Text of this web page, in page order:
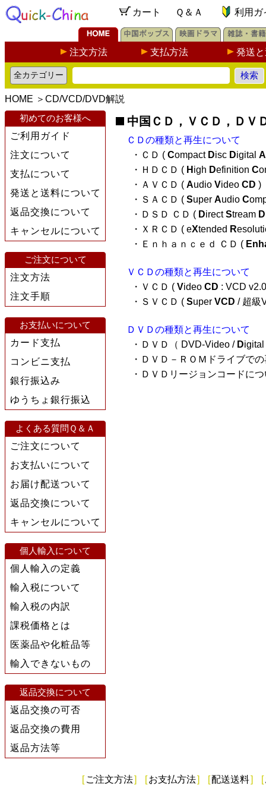
カート Ｑ＆Ａ 利用ガ
注文方法 支払方法 発送
HOME ＞ CD/VCD/DVD解説
初めてのお客様へ
ご利用ガイド
注文について
支払について
発送と送料について
返品交換について
キャンセルについて
ご注文について
注文方法
注文手順
お支払いについて
カード支払
コンビニ支払
銀行振込み
ゆうちょ銀行振込
よくある質問Ｑ＆Ａ
ご注文について
お支払いについて
お届け配送ついて
返品交換について
キャンセルについて
個人輸入について
個人輸入の定義
輸入税について
輸入税の内訳
課税価格とは
医薬品や化粧品等
輸入できないもの
返品交換について
返品交換の可否
返品交換の費用
返品方法等
中国ＣＤ，ＶＣＤ，ＤＶ
ＣＤの種類と再生について
・ＣＤ ( Compact Disc Digital A
・ＨＤＣＤ ( H igh Definition C
・ＡＶＣＤ ( Audio Video CD )
・ＳＡＣＤ ( Super Audio C
・ＤＳＤ ＣＤ ( DirectStream D
・ＸＲＣＤ ( eXtended R
・Ｅｎｈａｎｃｅｄ ＣＤ (
ＶＣＤの種類と再生について
・ＶＣＤ ( Video CD : VCD
・ＳＶＣＤ ( Super VCD / 超級
ＤＶＤの種類と再生について
・ＤＶＤ（ DVD-Video / Digital
・ＤＶＤ－ＲＯＭドライブで
・ＤＶＤリージョンコードに
[ ご注文方法] [お支払方法] [配送送料] [